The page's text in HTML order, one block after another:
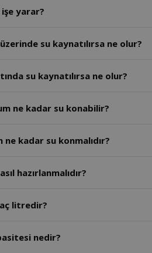
işe yarar?
su kaynatılırsa ne olur?
su kaynatılırsa ne olur?
ne kadar su konabilir?
ne kadar su konmalıdır?
hazırlanmalıdır?
litredir?
nedir?